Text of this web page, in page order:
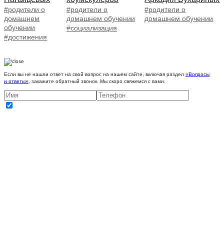
#родители о
домашнем
обучении
#достижения
#родители о
домашнем обучении
#социализация
#родители о
домашнем обучении
Если вы не нашли ответ на свой вопрос на нашем сайте, включая раздел «Вопросы
и ответы», закажите обратный звонок. Мы скоро свяжемся с вами.